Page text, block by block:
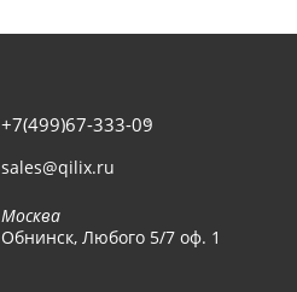
+7(499)67-333-09
sales@qilix.ru
Москва
Обнинск, Любого 5/7 оф. 1